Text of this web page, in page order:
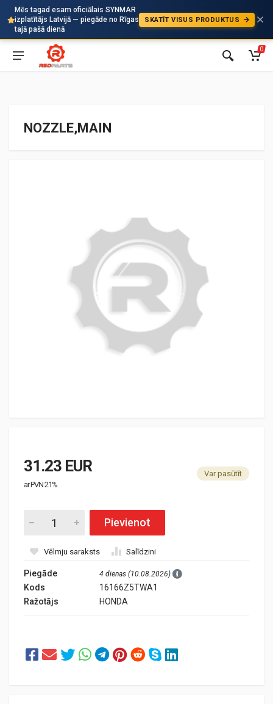
Mēs tagad esam oficiālais SYNMAR
izplatītājs Latvijā — piegāde no Rīgas
tajā pašā dienā
SKATĪT VISUS PRODUKTUS
Auto
0
NOZZLE,MAIN
31.23 EUR
ar PVN 21%
Var pasūtīt
Pievienot
Vēlmju saraksts Salīdzini
Piegāde 4 dienas (10.08.2026)
Kods
16166Z5TWA1
Ražotājs
HONDA